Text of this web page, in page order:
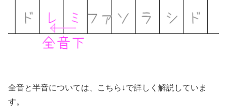
全音と半音については、こちら↓で詳しく解説していま
す。